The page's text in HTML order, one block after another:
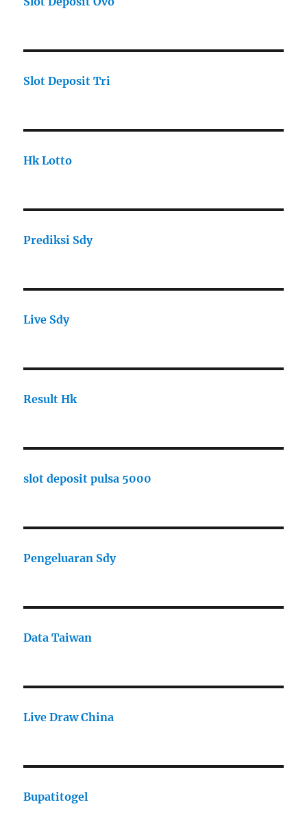
Slot Deposit Tri
Hk Lotto
Prediksi Sdy
Live Sdy
Result Hk
slot deposit pulsa 5000
Pengeluaran Sdy
Data Taiwan
Live Draw China
Bupatitogel